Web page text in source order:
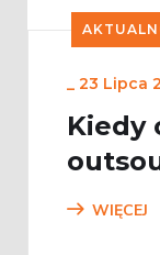
_ 23 Lipca
Kiedy
WIĘCEJ